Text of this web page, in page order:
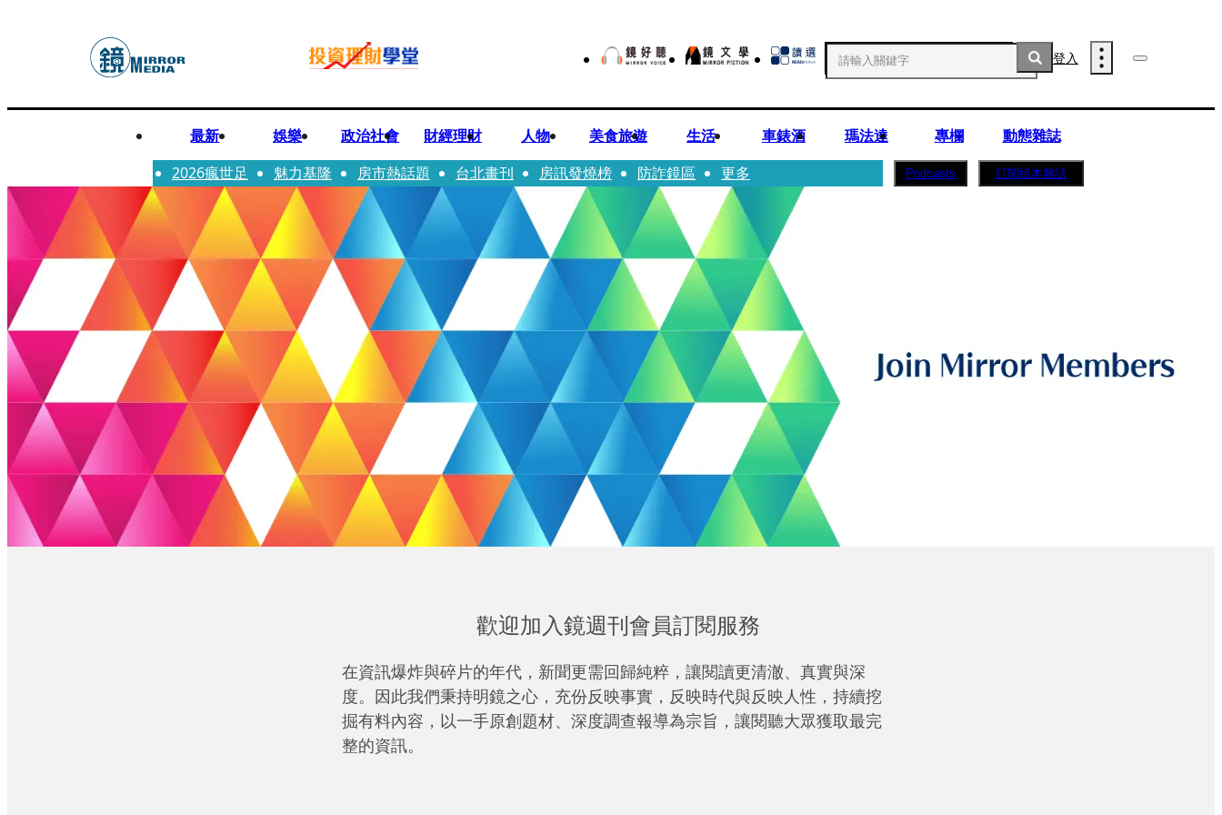
登入
最新 娛樂 政治社會 財經理財 人物 美食旅遊 生活 車錶酒 瑪法達 專欄
動態雜誌
2026瘋世足
魅力基隆 房市熱話題 台北畫刊 房訊發燒榜 防詐鏡區 更多 Podcasts 訂閱紙本雜誌
歡迎加入鏡週刊會員訂閱服務
在資訊爆炸與碎片的年代，新聞更需回歸純粹，讓閱讀更清澈、真實與深
度。因此我們秉持明鏡之心，充份反映事實，反映時代與反映人性，持續挖
掘有料內容，以一手原創題材、深度調查報導為宗旨，讓閱聽大眾獲取最完
整的資訊。